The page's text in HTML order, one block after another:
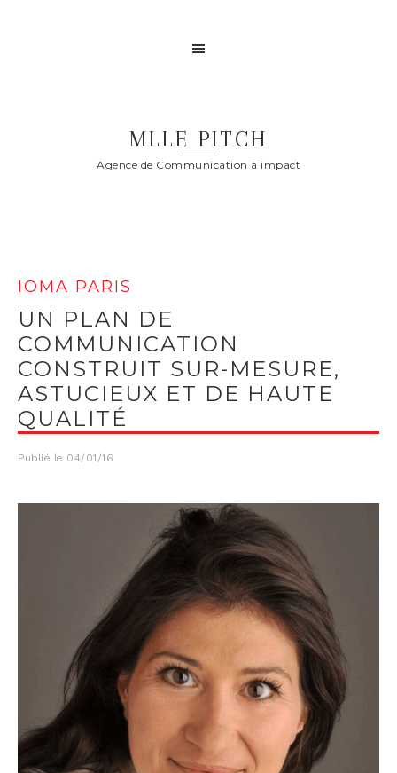
MLLE PITCH
Agence de Communication à impact
IOMA PARIS
UN PLAN DE
COMMUNICATION
CONSTRUIT SUR-MESURE,
ASTUCIEUX ET DE HAUTE
QUALITÉ
Publié le 04/01/16